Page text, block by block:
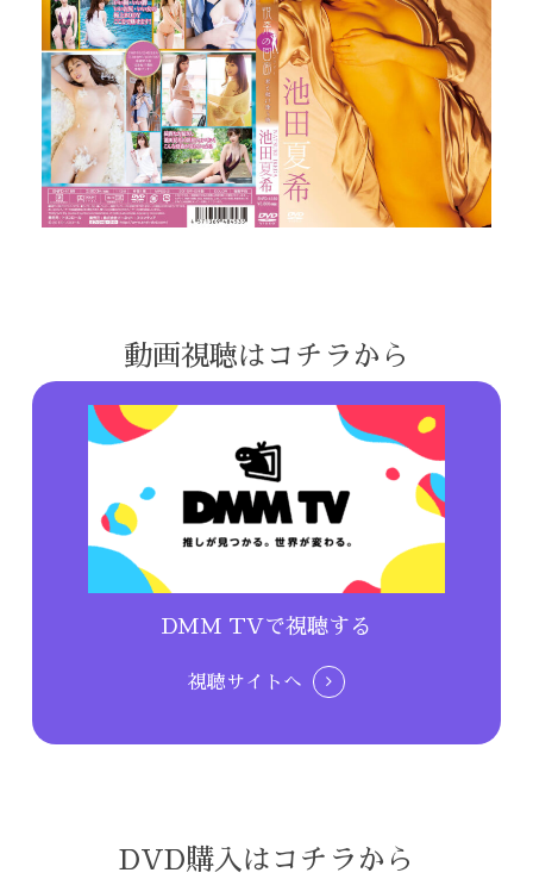
動画視聴はコチラから
DMM TVで視聴する
視聴サイトへ
DVD購入はコチラから